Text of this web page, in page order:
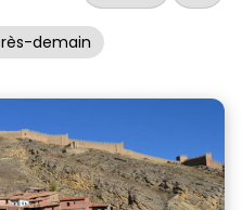
demain